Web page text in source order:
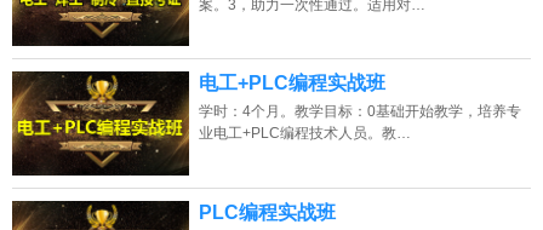
案。3，助力一次性通过。适用对…
电工+PLC编程实战班
学时：4个月。教学目标：0基础开始教学，培养专
业电工+PLC编程技术人员。教…
PLC编程实战班